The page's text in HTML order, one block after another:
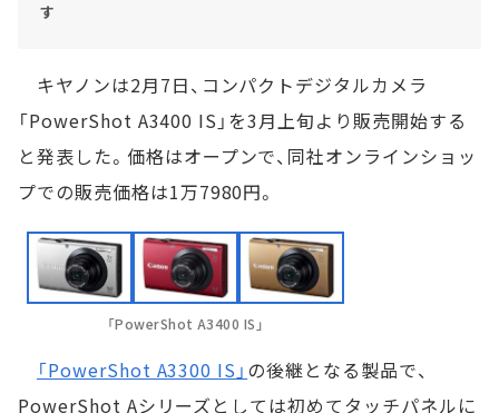
す
キヤノンは2月7日、コンパクトデジタルカメラ
「PowerShot A3400 IS」を3月上旬より販売開始する
と発表した。価格はオープンで、同社オンラインショッ
プでの販売価格は1万7980円。
「PowerShot A3400 IS」
「PowerShot A3300 IS」 の後継となる製品で、
PowerShot Aシリーズとしては初めてタッチパネルに